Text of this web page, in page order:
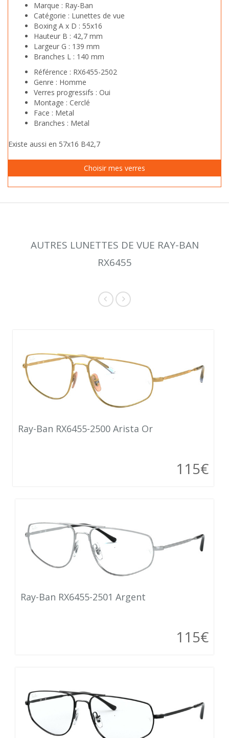
Marque : Ray-Ban
Catégorie : Lunettes de vue
Boxing A x D : 55x16
Hauteur B : 42,7 mm
Largeur G : 139 mm
Branches L : 140 mm
Référence : RX6455-2502
Genre : Homme
Verres progressifs : Oui
Montage : Cerclé
Face : Metal
Branches : Metal
Existe aussi en 57x16 B42,7
AUTRES LUNETTES DE VUE RAY-BAN
RX6455
Ray-Ban RX6455-2500 Arista Or
115€
Ray-Ban RX6455-2501 Argent
115€